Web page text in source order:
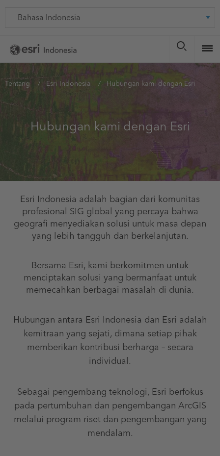
content
Language
You
are
Tentang Esri Indonesia Hubungan kami dengan Esri
Hubungan kami dengan Esri
Esri Indonesia adalah bagian dari komunitas
profesional SIG global yang percaya bahwa
geografi menyediakan solusi untuk masa depan
yang lebih tangguh dan berkelanjutan.
Bersama Esri, kami berkomitmen untuk
menciptakan solusi yang bermanfaat untuk
memecahkan berbagai masalah di dunia.
Hubungan antara Esri Indonesia dan Esri adalah
kemitraan yang sejati, dimana setiap pihak
memberikan kontribusi berharga – secara
individual.
Sebagai pengembang teknologi, Esri berfokus
pada pertumbuhan dan pengembangan ArcGIS
melalui program riset dan pengembangan yang
mendalam.